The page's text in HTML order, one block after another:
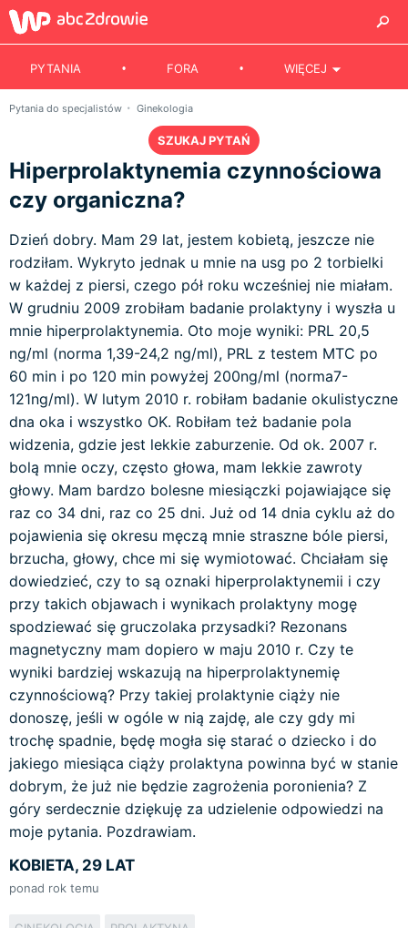
PYTANIA FORA WIĘCEJ
Pytania do specjalistów Ginekologia
SZUKAJ PYTAŃ
Hiperprolaktynemia czynnościowa
czy organiczna?
Dzień dobry. Mam 29 lat, jestem kobietą, jeszcze nie
rodziłam. Wykryto jednak u mnie na usg po 2 torbielki
w każdej z piersi, czego pół roku wcześniej nie miałam.
W grudniu 2009 zrobiłam badanie prolaktyny i wyszła u
mnie hiperprolaktynemia. Oto moje wyniki: PRL 20,5
ng/ml (norma 1,39-24,2 ng/ml), PRL z testem MTC po
60 min i po 120 min powyżej 200ng/ml (norma7-
121ng/ml). W lutym 2010 r. robiłam badanie okulistyczne
dna oka i wszystko OK. Robiłam też badanie pola
widzenia, gdzie jest lekkie zaburzenie. Od ok. 2007 r.
bolą mnie oczy, często głowa, mam lekkie zawroty
głowy. Mam bardzo bolesne miesiączki pojawiające się
raz co 34 dni, raz co 25 dni. Już od 14 dnia cyklu aż do
pojawienia się okresu męczą mnie straszne bóle piersi,
brzucha, głowy, chce mi się wymiotować. Chciałam się
dowiedzieć, czy to są oznaki hiperprolaktynemii i czy
przy takich objawach i wynikach prolaktyny mogę
spodziewać się gruczolaka przysadki? Rezonans
magnetyczny mam dopiero w maju 2010 r. Czy te
wyniki bardziej wskazują na hiperprolaktynemię
czynnościową? Przy takiej prolaktynie ciąży nie
donoszę, jeśli w ogóle w nią zajdę, ale czy gdy mi
trochę spadnie, będę mogła się starać o dziecko i do
jakiego miesiąca ciąży prolaktyna powinna być w stanie
dobrym, że już nie będzie zagrożenia poronienia? Z
góry serdecznie dziękuję za udzielenie odpowiedzi na
moje pytania. Pozdrawiam.
KOBIETA, 29 LAT
ponad rok temu